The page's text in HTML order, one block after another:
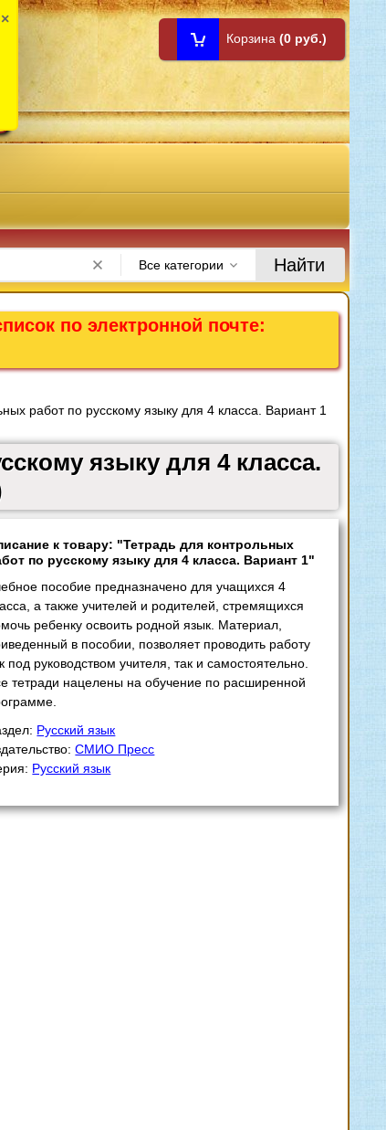
Корзина (0 руб.)
Все категории Найти
по электронной почте:
работ по русскому языку для 4 класса. Вариант 1
языку для 4 класса.
к товару: "Тетрадь для контрольных
по русскому языку для 4 класса. Вариант 1"
пособие предназначено для учащихся 4
а также учителей и родителей, стремящихся
ребенку освоить родной язык. Материал,
в пособии, позволяет проводить работу
под руководством учителя, так и самостоятельно.
тетради нацелены на обучение по расширенной
Русский язык
СМИО Пресс
Русский язык
×